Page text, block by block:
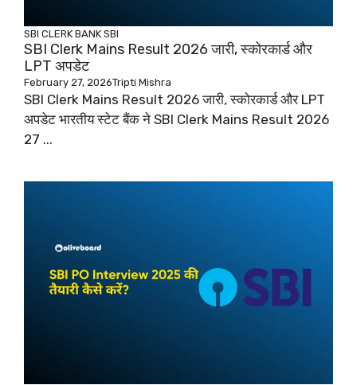
SBI CLERK BANK SBI
SBI Clerk Mains Result 2026 जारी, स्कोरकार्ड और
LPT अपडेट
February 27, 2026Tripti Mishra
SBI Clerk Mains Result 2026 जारी, स्कोरकार्ड और LPT
अपडेट भारतीय स्टेट बैंक ने SBI Clerk Mains Result 2026
27 ...